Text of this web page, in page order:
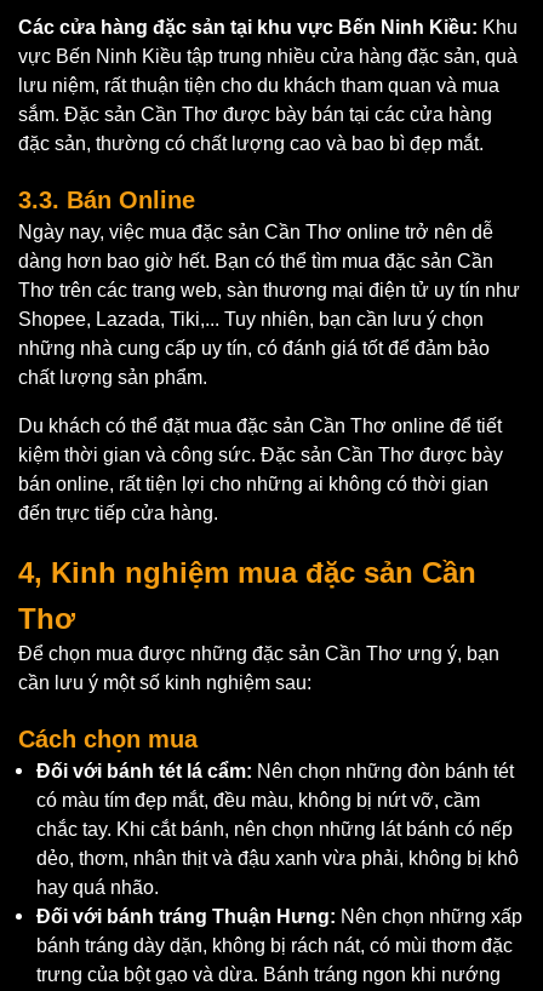
Các cửa hàng đặc sản tại khu vực Bến Ninh Kiều: Khu
vực Bến Ninh Kiều tập trung nhiều cửa hàng đặc sản, quà
lưu niệm, rất thuận tiện cho du khách tham quan và mua
sắm. Đặc sản Cần Thơ được bày bán tại các cửa hàng
đặc sản, thường có chất lượng cao và bao bì đẹp mắt.
3.3. Bán Online
Ngày nay, việc mua đặc sản Cần Thơ online trở nên dễ
dàng hơn bao giờ hết. Bạn có thể tìm mua đặc sản Cần
Thơ trên các trang web, sàn thương mại điện tử uy tín như
Shopee, Lazada, Tiki,... Tuy nhiên, bạn cần lưu ý chọn
những nhà cung cấp uy tín, có đánh giá tốt để đảm bảo
chất lượng sản phẩm.
Du khách có thể đặt mua đặc sản Cần Thơ online để tiết
kiệm thời gian và công sức. Đặc sản Cần Thơ được bày
bán online, rất tiện lợi cho những ai không có thời gian
đến trực tiếp cửa hàng.
4, Kinh nghiệm mua đặc sản Cần
Thơ
Để chọn mua được những đặc sản Cần Thơ ưng ý, bạn
cần lưu ý một số kinh nghiệm sau:
Cách chọn mua
Đối với bánh tét lá cẩm: Nên chọn những đòn bánh tét
có màu tím đẹp mắt, đều màu, không bị nứt vỡ, cầm
chắc tay. Khi cắt bánh, nên chọn những lát bánh có nếp
dẻo, thơm, nhân thịt và đậu xanh vừa phải, không bị khô
hay quá nhão.
Đối với bánh tráng Thuận Hưng: Nên chọn những xấp
bánh tráng dày dặn, không bị rách nát, có mùi thơm đặc
trưng của bột gạo và dừa. Bánh tráng ngon khi nướng